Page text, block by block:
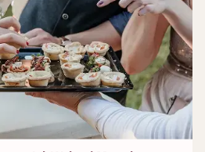
od tego, jakiej energii potrzebuje
wybrać format oparty na ostrej
lub postawić na głęboki relaks i